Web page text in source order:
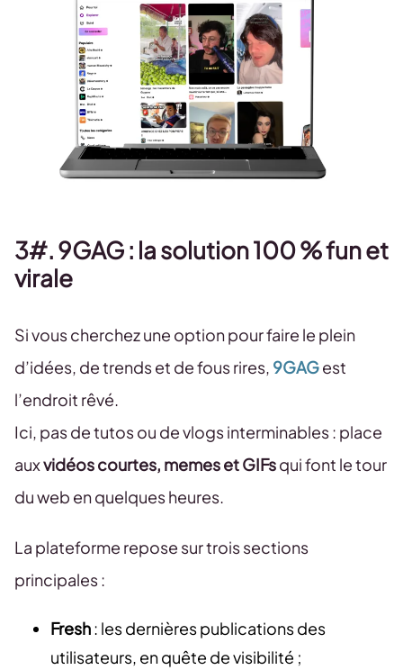
3#. 9GAG : la solution 100 % fun et
virale
Si vous cherchez une option pour faire le plein
d’idées, de trends et de fous rires, 9GAGest
l’endroit rêvé.
Ici, pas de tutos ou de vlogs interminables : place
auxvidéos courtes, memes et GIFsqui font le tour
du web en quelques heures.
La plateforme repose sur trois sections
principales :
Fresh: les dernières publications des
utilisateurs, en quête de visibilité ;